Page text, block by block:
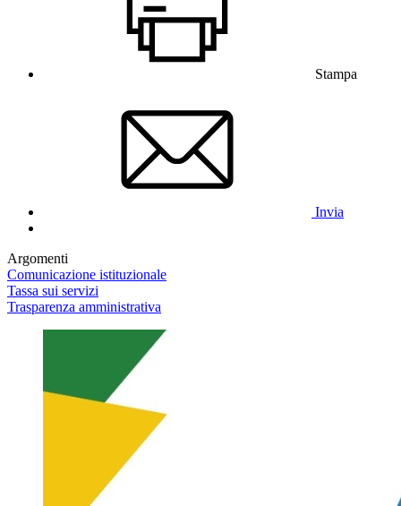
Stampa
Invia
Argomenti
Comunicazione istituzionale
Tassa sui servizi
Trasparenza amministrativa